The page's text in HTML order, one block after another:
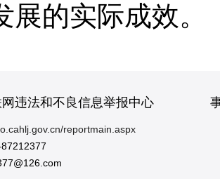
展的实际成效。
违法和不良信息举报中心
reportmain.aspx